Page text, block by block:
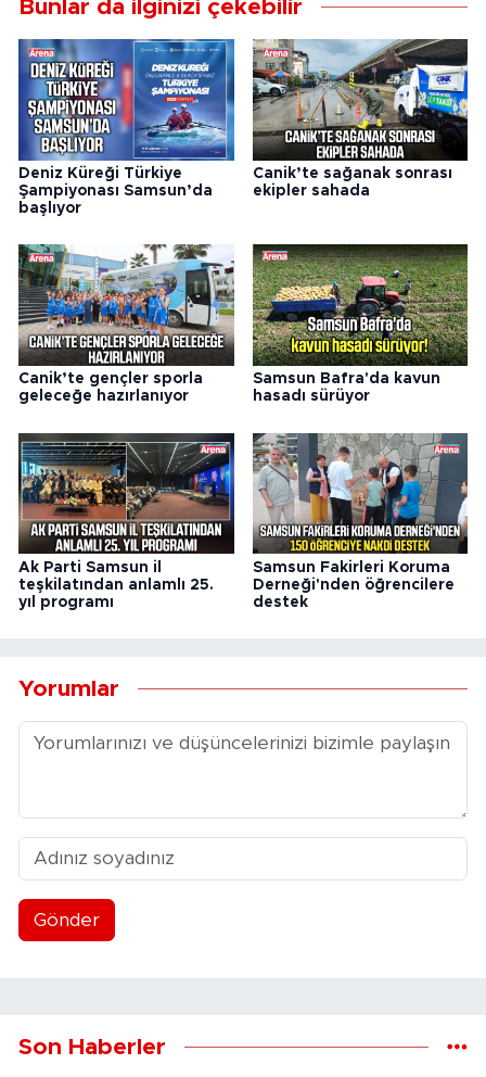
Bunlar da ilginizi çekebilir
Deniz Küreği Türkiye
Şampiyonası Samsun’da
başlıyor
Canik’te sağanak sonrası
ekipler sahada
Canik’te gençler sporla
geleceğe hazırlanıyor
Samsun Bafra'da kavun
hasadı sürüyor
Ak Parti Samsun il
teşkilatından anlamlı 25.
yıl programı
Samsun Fakirleri Koruma
Derneği'nden öğrencilere
destek
Yorumlar
Gönder
Son Haberler